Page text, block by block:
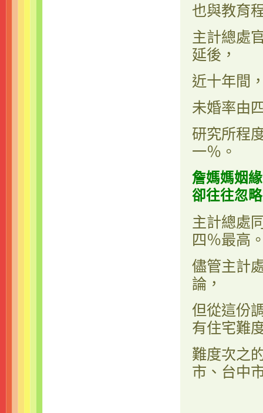
也與教育
主計總處
延後，
近十年間
未婚率由
研究所程
一％。
詹媽媽姻
卻往往忽
主計總處
四％最高
儘管主計
論，
但從這份
有住宅難
難度次之
市、台中